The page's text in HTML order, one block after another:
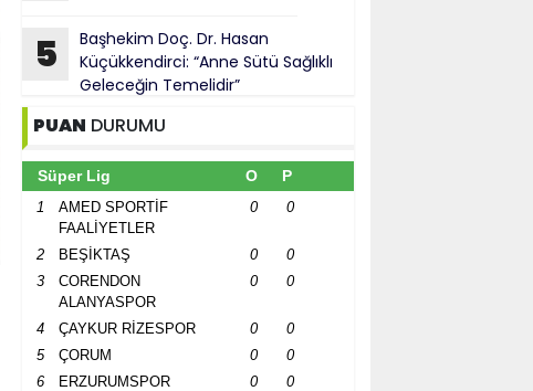
5
Başhekim Doç. Dr. Hasan
Küçükkendirci: “Anne Sütü Sağlıklı
Geleceğin Temelidir”
PUAN DURUMU
Süper Lig O P
1
AMED SPORTİF
FAALİYETLER
0 0
2 BEŞİKTAŞ 0
0
3
CORENDON
ALANYASPOR
0 0
4 ÇAYKUR RİZESPOR 0
0
5
ÇORUM 0
0
6
ERZURUMSPOR 0
0